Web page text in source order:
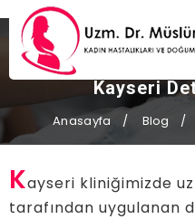
Kayseri
Anasayfa Blog
Kayseri kliniğimizde
tarafından uygulanan